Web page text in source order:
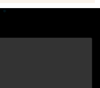
*